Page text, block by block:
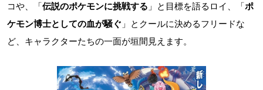
コや、「伝説のポケモンに挑戦する 」と目標を語るロイ、「ポ
ケモン博士としての血が騒ぐ 」とクールに決めるフリードな
ど、キャラクターたちの一面が垣間見えます。